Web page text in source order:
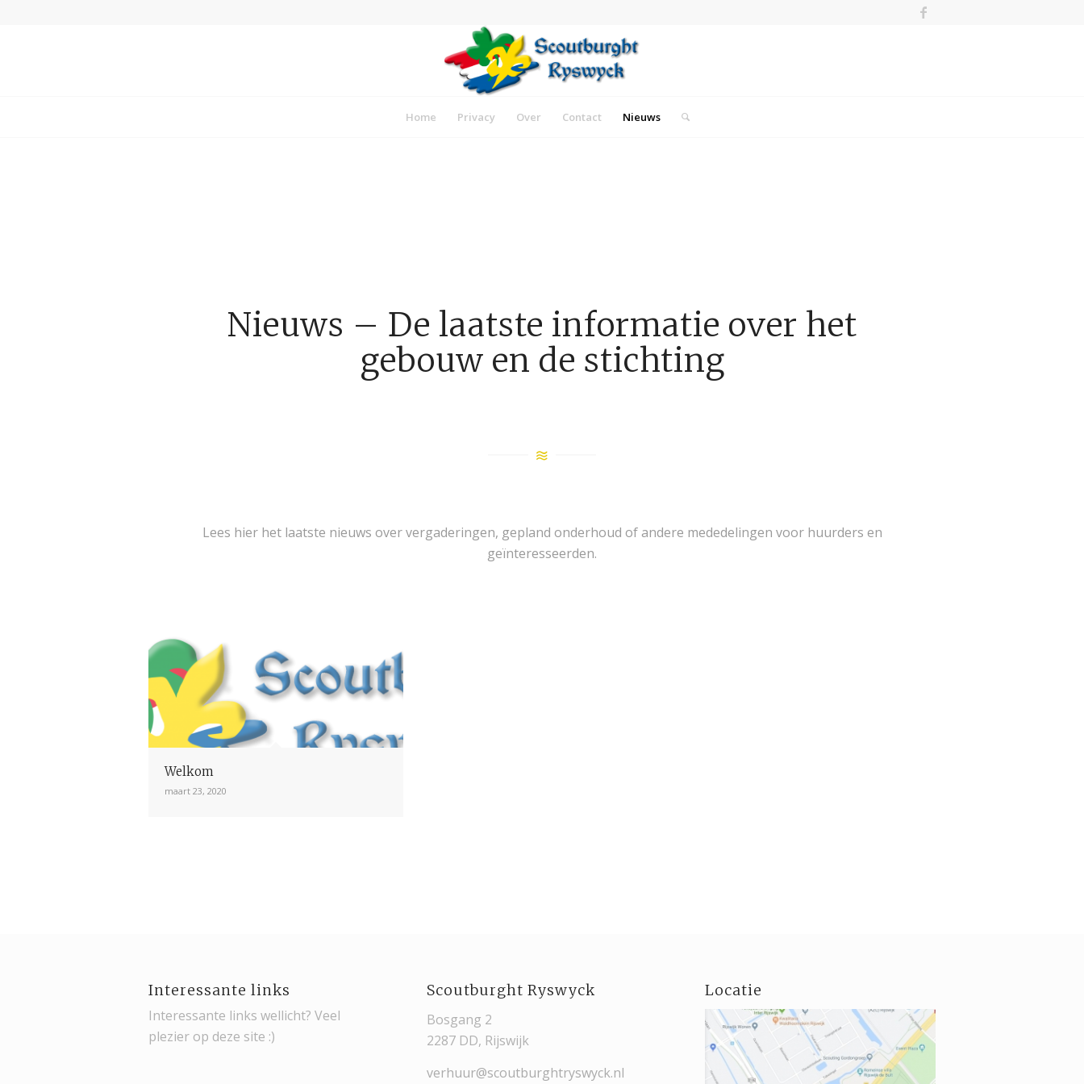
Home Privacy Over Contact Nieuws
Nieuws – De laatste informatie over het
gebouw en de stichting
Lees hier het laatste nieuws over vergaderingen, gepland onderhoud of andere mededelingen voor huurders en
geïnteresseerden.
Welkom
maart 23, 2020
Interessante links
Interessante links wellicht? Veel
plezier op deze site :)
Scoutburght Ryswyck
Bosgang 2
2287 DD, Rijswijk
verhuur@scoutburghtryswyck.nl
Locatie